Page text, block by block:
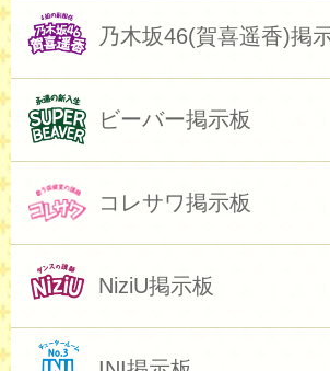
乃木坂46(賀喜遥香)掲
ビーバー掲示板
コレサワ掲示板
NiziU掲示板